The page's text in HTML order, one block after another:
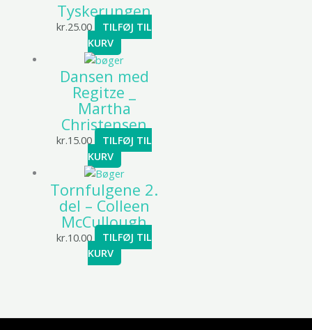
Tyskerungen
kr.25.00
TILFØJ TIL
KURV
Dansen med
Regitze _
Martha
Christensen
kr.15.00
TILFØJ TIL
KURV
Tornfulgene 2.
del – Colleen
McCullough
kr.10.00
TILFØJ TIL
KURV